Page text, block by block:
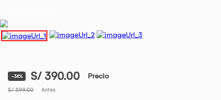
-34% S/ 390.00 Precio
S/ 599.00 Antes